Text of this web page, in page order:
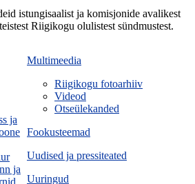
istungisaalist ja komisjonide avalikest
Riigikogu olulistest sündmustest.
Multimeedia
Riigikogu fotoarhiiv
Videod
Otseülekanded
Fookusteemad
Uudised ja pressiteated
Uuringud
ja
ja